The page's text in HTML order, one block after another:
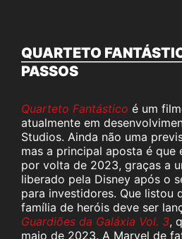
QUARTETO
PASSOS
Quarteto Fantástico é um
atualmente em
Studios. Ainda não uma
mas a principal aposta é que
por volta de 2023, graças a
liberado pela Disney após o
para investidores. Que listou
família de heróis deve ser
Guardiões da Galáxia Vol. 3,
maio de 2023. A Marvel de